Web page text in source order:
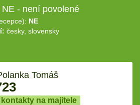
NE - není povolené
NE
česky, slovensky
Tomáš
na majitele